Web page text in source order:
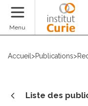
Menu
Accueil >Publications>
Liste des